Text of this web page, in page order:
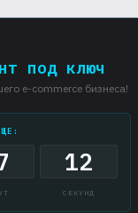
под ключ
e-commerce бизнеса!
11
СЕКУНД